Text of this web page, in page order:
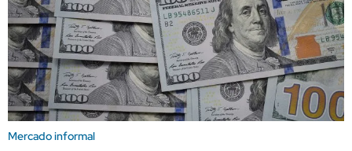
Mercado informal